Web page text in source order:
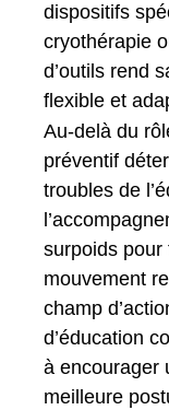
dispositifs
cryothérapie
d’outils rend
flexible et
Au-delà du
préventif
troubles de
surpoids pour
mouvement
champ
d’éducation
à encourager
meilleure